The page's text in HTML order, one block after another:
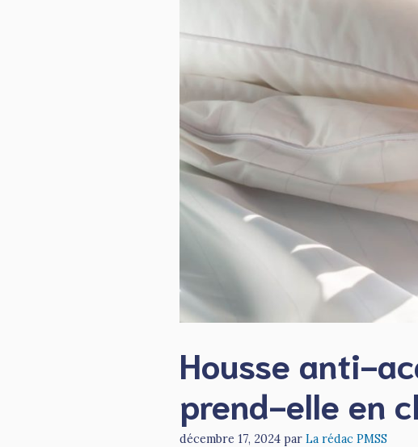
Housse anti-
prend-elle en
décembre 17, 2024 par La rédac PMSS